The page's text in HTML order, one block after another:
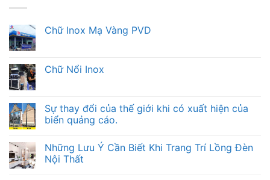
Chữ Inox Mạ Vàng PVD
Chữ Nổi Inox
Sự thay đổi của thế giới khi có xuất hiện của
biển quảng cáo.
Những Lưu Ý Cần Biết Khi Trang Trí Lồng Đèn
Nội Thất